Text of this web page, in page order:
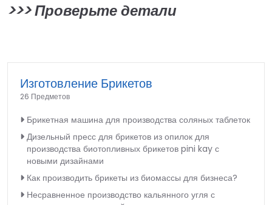
>>>Проверьте детали
Изготовление Брикетов
26 Предметов
Брикетная машина для производства соляных таблеток
Дизельный пресс для брикетов из опилок для
производства биотопливных брикетов pini kay с
новыми дизайнами
Как производить брикеты из биомассы для бизнеса?
Несравненное производство кальянного угля с